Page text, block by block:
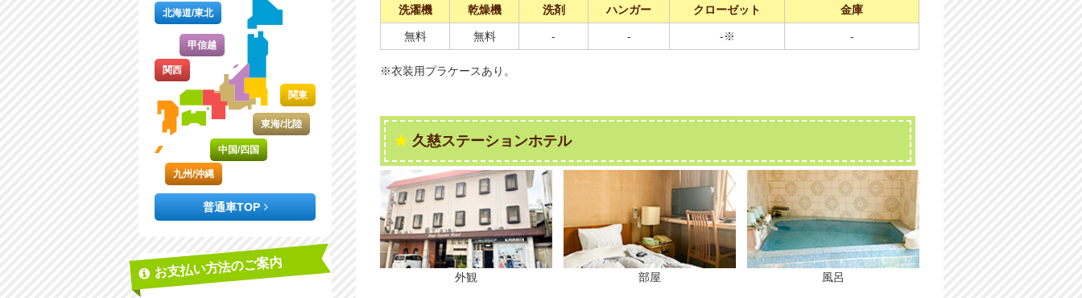
洗濯機 乾燥機 洗剤 ハンガー クローゼット 金庫
無料 無料 - - -※ -
※衣装用プラケースあり。
久慈ステーションホテル
外観 部屋 風呂
北海道/東北
甲信越
関東
東海/北陸
関西
中国/四国
九州/沖縄
普通車TOP
お支払い方法のご案内